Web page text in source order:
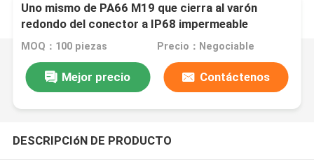
Uno mismo de PA66 M19 que cierra al varón
redondo del conector a IP68 impermeable
femenino
MOQ：100 piezas Precio：Negociable
Mejor precio Contáctenos
DESCRIPCIóN DE PRODUCTO